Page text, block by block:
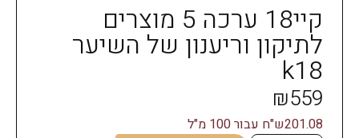
קיי18 ערכה 5 מוצרים
לתיקון וריענון של השיער
k18
₪559
201.08ש"ח עבור 100 מ"ל